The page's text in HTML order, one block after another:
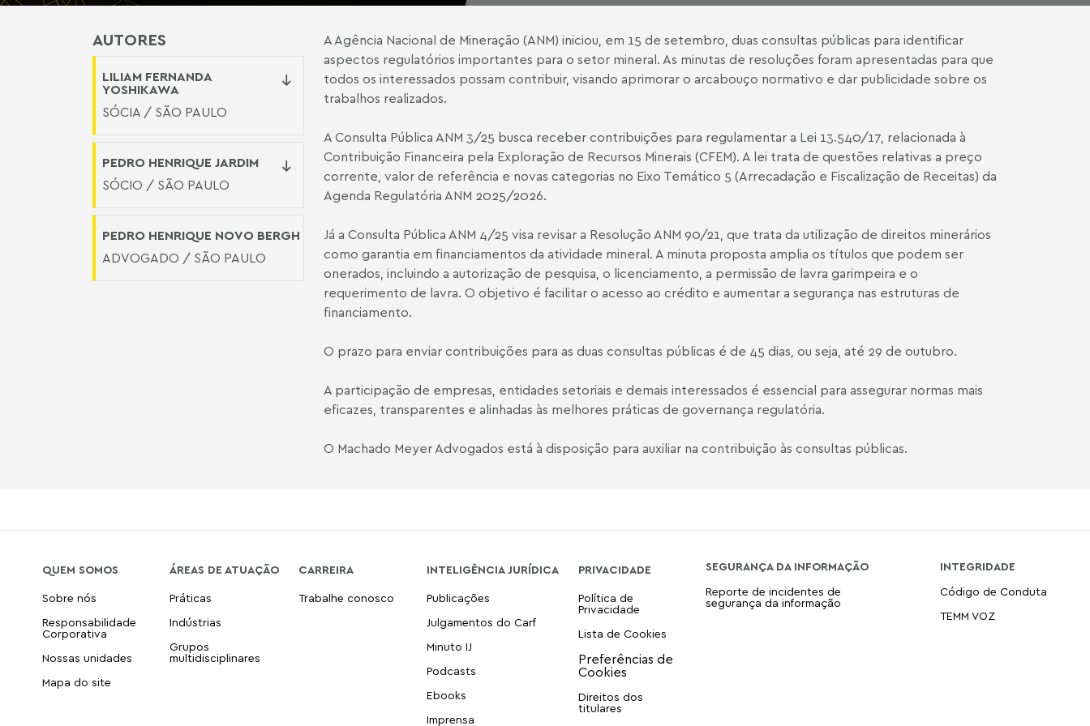
AUTORES
LILIAM FERNANDA
YOSHIKAWA
SÓCIA / SÃO PAULO
PEDRO HENRIQUE JARDIM
SÓCIO / SÃO PAULO
PEDRO HENRIQUE NOVO BERGH
ADVOGADO / SÃO PAULO
A Agência Nacional de Mineração (ANM) iniciou, em 15 de setembro, duas consultas públicas para identificar
aspectos regulatórios importantes para o setor mineral. As minutas de resoluções foram apresentadas para que
todos os interessados possam contribuir, visando aprimorar o arcabouço normativo e dar publicidade sobre os
trabalhos realizados.
A Consulta Pública ANM 3/25 busca receber contribuições para regulamentar a Lei 13.540/17, relacionada à
Contribuição Financeira pela Exploração de Recursos Minerais (CFEM). A lei trata de questões relativas a preço
corrente, valor de referência e novas categorias no Eixo Temático 5 (Arrecadação e Fiscalização de Receitas) da
Agenda Regulatória ANM 2025/2026.
Já a Consulta Pública ANM 4/25 visa revisar a Resolução ANM 90/21, que trata da utilização de direitos minerários
como garantia em financiamentos da atividade mineral. A minuta proposta amplia os títulos que podem ser
onerados, incluindo a autorização de pesquisa, o licenciamento, a permissão de lavra garimpeira e o
requerimento de lavra. O objetivo é facilitar o acesso ao crédito e aumentar a segurança nas estruturas de
financiamento.
O prazo para enviar contribuições para as duas consultas públicas é de 45 dias, ou seja, até 29 de outubro.
A participação de empresas, entidades setoriais e demais interessados é essencial para assegurar normas mais
eficazes, transparentes e alinhadas às melhores práticas de governança regulatória.
O Machado Meyer Advogados está à disposição para auxiliar na contribuição às consultas públicas.
QUEM SOMOS
Sobre nós
Responsabilidade
Corporativa
Nossas unidades
Mapa do site
ÁREAS DE ATUAÇÃO
Práticas
Indústrias
Grupos
multidisciplinares
CARREIRA
Trabalhe conosco
INTELIGÊNCIA JURÍDICA
Publicações
Julgamentos do Carf
Minuto IJ
Podcasts
Ebooks
Imprensa
PRIVACIDADE
Política de
Privacidade
Lista de Cookies
Direitos dos
titulares
SEGURANÇA DA INFORMAÇÃO
Reporte de incidentes de
segurança da informação
INTEGRIDADE
Código de Conduta
TEMM VOZ